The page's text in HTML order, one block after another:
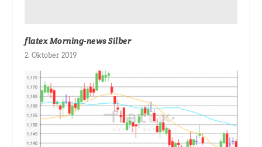
flatex Morning-news Silber
2. Oktober 2019